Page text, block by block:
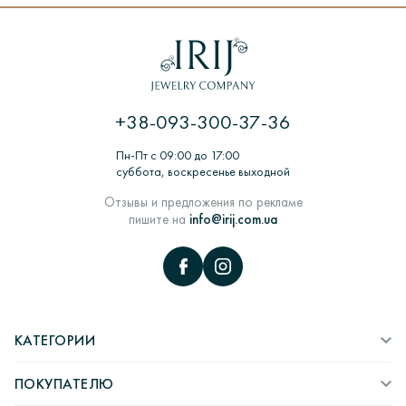
Если изделия нет в наличии, то для его изготовления
долгий процесс производства.
ЦИКЛ: Заказ покупателем> Обработка заказа>
Изготовление из воска> Шихтовка> Формирование и
ювелирных изделий в литейных вакуумных машинах>
изделий> Работы по шлифовке> ВТК> пробирка камни>
Полировка и придание глянцу> Упаковка и отправка
покупателю.
+38-093-300-37-36
Пн-Пт с 09:00 до 17:00
суббота, воскресенье выходной
Отзывы и предложения по рекламе
пишите на info@irij.com.ua
КАТЕГОРИИ
ПОКУПАТЕЛЮ